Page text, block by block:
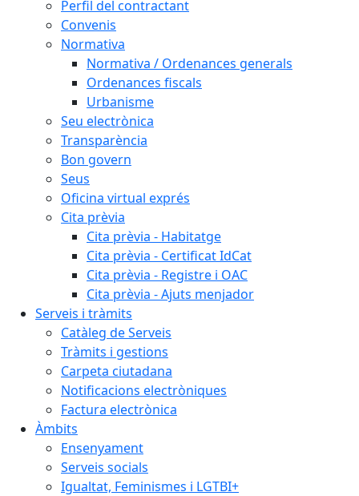
Perfil del contractant
Convenis
Normativa
Normativa / Ordenances generals
Ordenances fiscals
Urbanisme
Seu electrònica
Transparència
Bon govern
Seus
Oficina virtual exprés
Cita prèvia
Cita prèvia - Habitatge
Cita prèvia - Certificat IdCat
Cita prèvia - Registre i OAC
Cita prèvia - Ajuts menjador
Serveis i tràmits
Catàleg de Serveis
Tràmits i gestions
Carpeta ciutadana
Notificacions electròniques
Factura electrònica
Àmbits
Ensenyament
Serveis socials
Igualtat, Feminismes i LGTBI+